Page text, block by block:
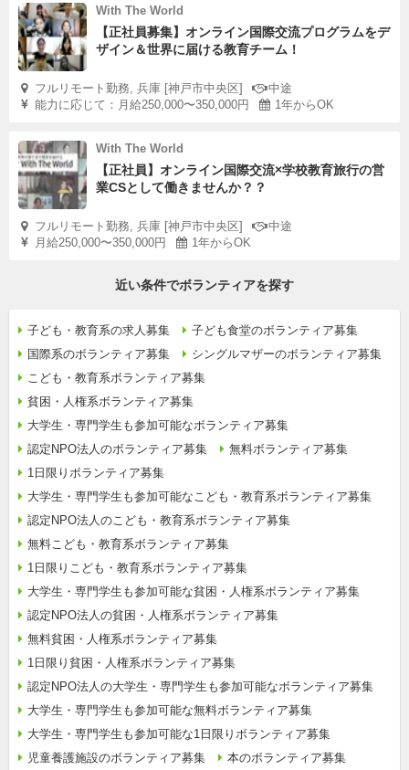
With The World
【正社員募集】オンライン国際交流プログラムをデ
ザイン＆世界に届ける教育チーム！
フルリモート勤務, 兵庫 [神戸市中央区]
中途
能力に応じて：月給250,000〜350,000円
1年からOK
With The World
【正社員】オンライン国際交流×学校教育旅行の営
業CSとして働きませんか？？
フルリモート勤務, 兵庫 [神戸市中央区]
中途
月給250,000〜350,000円
1年からOK
近い条件でボランティアを探す
子ども・教育系の求人募集
子ども食堂のボランティア募集
国際系のボランティア募集
シングルマザーのボランティア募集
こども・教育系ボランティア募集
貧困・人権系ボランティア募集
大学生・専門学生も参加可能なボランティア募集
認定NPO法人のボランティア募集
無料ボランティア募集
1日限りボランティア募集
大学生・専門学生も参加可能なこども・教育系ボランティア募集
認定NPO法人のこども・教育系ボランティア募集
無料こども・教育系ボランティア募集
1日限りこども・教育系ボランティア募集
大学生・専門学生も参加可能な貧困・人権系ボランティア募集
認定NPO法人の貧困・人権系ボランティア募集
無料貧困・人権系ボランティア募集
1日限り貧困・人権系ボランティア募集
認定NPO法人の大学生・専門学生も参加可能なボランティア募集
大学生・専門学生も参加可能な無料ボランティア募集
大学生・専門学生も参加可能な1日限りボランティア募集
児童養護施設のボランティア募集
本のボランティア募集